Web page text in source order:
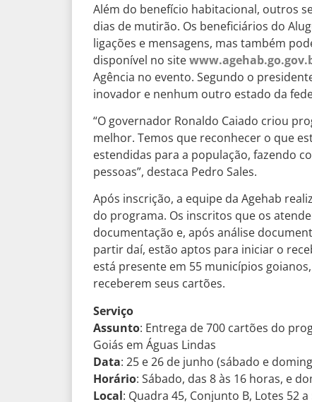
Além do benefício habitacional, outros
dias de mutirão. Os beneficiários do
ligações e mensagens, mas também
disponível no site
Agência no evento. Segundo o
inovador e nenhum outro estado da
“O governador Ronaldo Caiado criou
melhor. Temos que reconhecer o que
estendidas para a população, fazendo
pessoas”, destaca Pedro Sales.
Após inscrição, a equipe da Agehab
do programa. Os inscritos que os
documentação e, após análise
partir daí, estão aptos para iniciar o
está presente em 55 municípios
receberem seus cartões.
Serviço
Assunto: Entrega de 700 cartões do
Goiás em Águas Lindas
Data: 25 e 26 de junho (sábado e
Horário: Sábado, das 8 às 16 horas, e
Local: Quadra 45, Conjunto B, Lotes 52 a